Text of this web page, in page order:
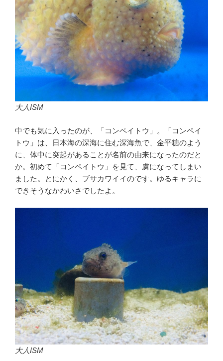
大人ISM
中でも気に入ったのが、「コンペイトウ」。「コンペイ
トウ」は、日本海の深海に住む深海魚で、金平糖のよう
に、体中に突起があることが名前の由来になったのだと
か。初めて「コンペイトウ」を見て、虜になってしまい
ました。とにかく、ブサカワイイのです。ゆるキャラに
できそうなかわいさでしたよ。
大人ISM